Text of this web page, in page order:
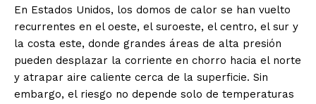
En Estados Unidos, los domos de calor se han vuelto
recurrentes en el oeste, el suroeste, el centro, el sur y
la costa este, donde grandes áreas de alta presión
pueden desplazar la corriente en chorro hacia el norte
y atrapar aire caliente cerca de la superficie. Sin
embargo, el riesgo no depende solo de temperaturas